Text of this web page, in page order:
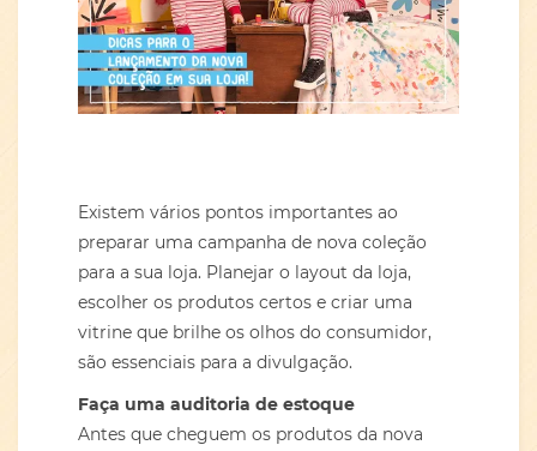
Existem vários pontos importantes ao
preparar uma campanha de nova coleção
para a sua loja. Planejar o layout da loja,
escolher os produtos certos e criar uma
vitrine que brilhe os olhos do consumidor,
são essenciais para a divulgação.
Faça uma auditoria de estoque
Antes que cheguem os produtos da nova